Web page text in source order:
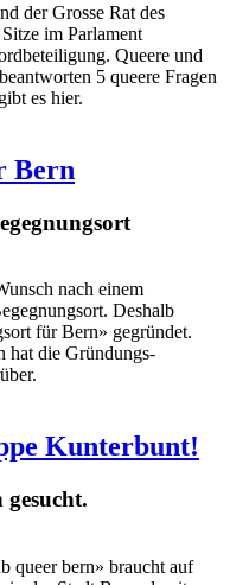
der Grosse Rat des
im Parlament
Queere und
5 queere Fragen
es hier.
Bern
nach einem
Deshalb
für Bern» gegründet.
hat die Gründungs­
Kunterbunt!
queer bern» braucht auf